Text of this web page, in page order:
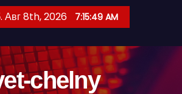
Авг 8th, 2026 7:15:50 AM
chelny